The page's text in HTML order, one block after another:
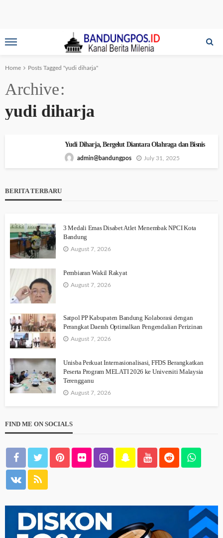
Home Posts Tagged "yudi diharja"
Archive
yudi diharja
Yudi Diharja, Bergelut Diantara Olahraga dan Bisnis
admin@bandungpos July 31, 2025
BERITA TERBARU
3 Medali Emas Disabet Atlet Menembak NPCI Kota
Bandung
August 7, 2026
Pembiaran Wakil Rakyat
August 7, 2026
Satpol PP Kabupaten Bandung Kolaborasi dengan
Perangkat Daerah Optimalkan Pengendalian Perizinan
August 7, 2026
Unisba Perkuat Internasionalisasi, FFDS Berangkatkan
Peserta Program MELATI 2026 ke Universiti Malaysia
Terengganu
August 7, 2026
FIND ME ON SOCIALS